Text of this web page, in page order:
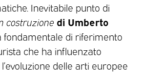
Inevitabile punto di
costruzione di Umberto
fondamentale di riferimento
che ha influenzato
delle arti europee